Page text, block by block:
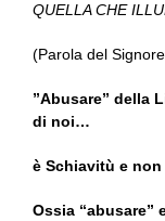
QUELLA CHE
(Parola del
”Abusare” della
di noi…
è Schiavitù e
Ossia “abusare”